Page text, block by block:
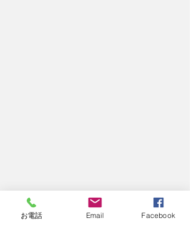
お電話 Email Facebook